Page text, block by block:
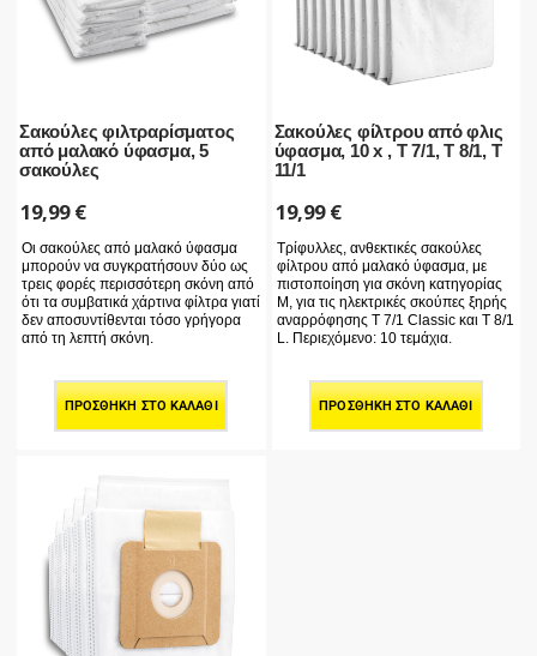
Σακούλες φιλτραρίσματος
από μαλακό ύφασμα, 5
σακούλες
19,99€
Οι σακούλες από μαλακό ύφασμα
μπορούν να συγκρατήσουν δύο ως
τρεις φορές περισσότερη σκόνη από
ότι τα συμβατικά χάρτινα φίλτρα γιατί
δεν αποσυντίθενται τόσο γρήγορα
από τη λεπτή σκόνη.
ΠΡΟΣΘΉΚΗ ΣΤΟ ΚΑΛΆΘΙ
Σακούλες φίλτρου από φλις
ύφασμα, 10 x , T 7/1, T 8/1, T
11/1
19,99€
Τρίφυλλες, ανθεκτικές σακούλες
φίλτρου από μαλακό ύφασμα, με
πιστοποίηση για σκόνη κατηγορίας
Μ, για τις ηλεκτρικές σκούπες ξηρής
αναρρόφησης T 7/1 Classic και T 8/1
L. Περιεχόμενο: 10 τεμάχια.
ΠΡΟΣΘΉΚΗ ΣΤΟ ΚΑΛΆΘΙ